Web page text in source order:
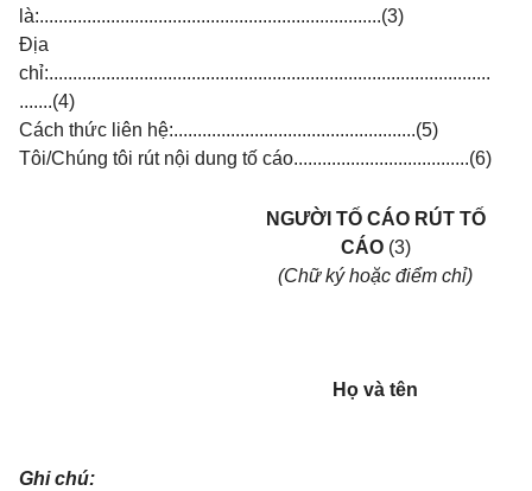
là:........................................................................(3)
Địa
chỉ:.............................................................................................
.......(4)
Cách thức liên hệ:...................................................(5)
Tôi/Chúng tôi rút nội dung tố cáo.....................................(6)
NGƯỜI TỐ CÁO RÚT TỐ
CÁO (3)
(Chữ ký hoặc điểm chỉ)
Họ và tên
Ghi chú: